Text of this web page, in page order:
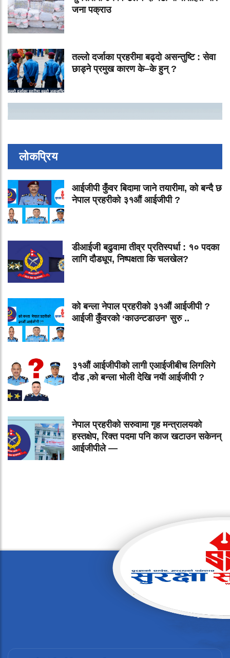
जना पक्राउ
तल्लो दर्जाका प्रहरीमा बढ्दो असन्तुष्टि : सेवा
छाड्ने प्रमुख कारण के–के हुन् ?
लोकप्रिय
आईजीपी कुँवर बिदामा जाने तयारीमा, को बन्दै छ
नेपाल प्रहरीको ३१औं आईजीपी ?
डीआईजी बढुवामा तीव्र प्रतिस्पर्धा : १० पदका
लागि दौडधूप, निष्पक्षता कि चलखेल?
को बन्ला नेपाल प्रहरीको ३१औं आईजीपी ?
आईजी कुँवरको ‘काउन्टडाउन’ सुरु ..
३१औं आईजीपीको लागी एआईजीबीच लिगलिगे
दौड ,को बन्ला भोली देखि नयॅा आईजीपी ?
नेपाल प्रहरीको सरुवामा गृह मन्त्रालयको
हस्तक्षेप, रिक्त पदमा पनि काज खटाउन सकेनन्
आईजीपीले —